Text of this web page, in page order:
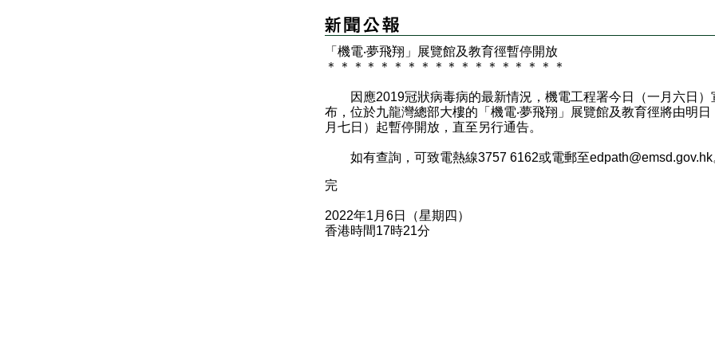
「機電‧夢飛翔」展覽館及教育徑暫停開放
＊
＊ ＊ ＊ ＊ ＊ ＊ ＊ ＊ ＊ ＊ ＊ ＊ ＊ ＊ ＊ ＊ ＊
因應2019冠狀病毒病的最新情況，機電工程署今日（一月六日）
布，位於九龍灣總部大樓的「機電‧夢飛翔」展覽館及教育徑將由明日
月七日）起暫停開放，直至另行通告。
如有查詢，可致電熱線3757 6162或電郵至edpath@emsd.gov.hk
完
2022年1月6日（星期四）
香港時間17時21分